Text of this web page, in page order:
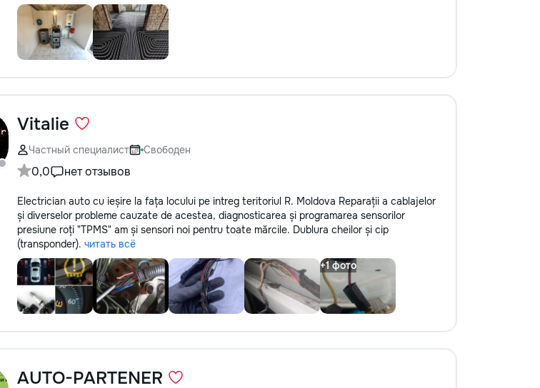
Vitalie
Частный специалист Свободен
0,0 нет отзывов
Electrician auto cu ieșire la fața locului pe intreg teritoriul R. Moldova Reparații a cablajelor
și diverselor probleme cauzate de acestea, diagnosticarea și programarea sensorilor
presiune roți "TPMS" am și sensori noi pentru toate mărcile. Dublura cheilor și cip
(transponder). читать всё
AUTO-PARTENER